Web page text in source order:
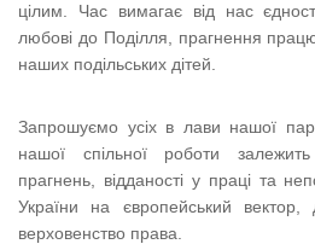
цілим. Час вимагає від нас
любові до Поділля, прагнення
наших подільських дітей.
Запрошуємо усіх в лави нашої
нашої спільної роботи
прагнень, відданості у праці та
України на європейський вектор,
верховенство права.